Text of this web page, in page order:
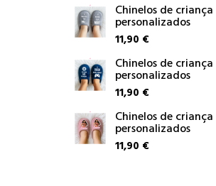
Chinelos de
personalizados
11,90 €
Chinelos de
personalizados
11,90 €
Chinelos de criança
personalizados
11,90 €